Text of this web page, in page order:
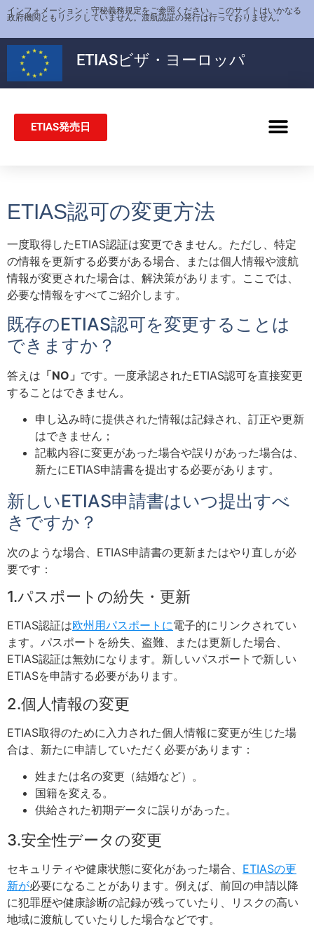
インフォメーション：守秘義務規定をご参照ください。このサイトはいかなる
政府機関ともリンクしていません。渡航認証の発行は行っておりません。
ETIASビザ・ヨーロッパ
ETIAS発売日
ETIAS認可の変更方法
一度取得したETIAS認証は変更できません。ただし、特定
の情報を更新する必要がある場合、または個人情報や渡航
情報が変更された場合は、解決策があります。ここでは、
必要な情報をすべてご紹介します。
既存のETIAS認可を変更することは
できますか？
答えは 「NO」 です。一度承認されたETIAS認可を直接変更
することはできません。
申し込み時に提供された情報は記録され、訂正や更新
はできません；
記載内容に変更があった場合や誤りがあった場合は、
新たにETIAS申請書を提出する必要があります。
新しいETIAS申請書はいつ提出すべ
きですか？
次のような場合、ETIAS申請書の更新またはやり直しが必
要です：
1.パスポートの紛失・更新
ETIAS認証は欧州用パスポートに電子的にリンクされてい
ます。パスポートを紛失、盗難、または更新した場合、
ETIAS認証は無効になります。新しいパスポートで新しい
ETIASを申請する必要があります。
2.個人情報の変更
ETIAS取得のために入力された個人情報に変更が生じた場
合は、新たに申請していただく必要があります：
姓または名の変更（結婚など）。
国籍を変える。
供給された初期データに誤りがあった。
3.安全性データの変更
セキュリティや健康状態に変化があった場合、 ETIASの更
新が必要になることがあります。例えば、前回の申請以降
に犯罪歴や健康診断の記録が残っていたり、リスクの高い
地域に渡航していたりした場合などです。